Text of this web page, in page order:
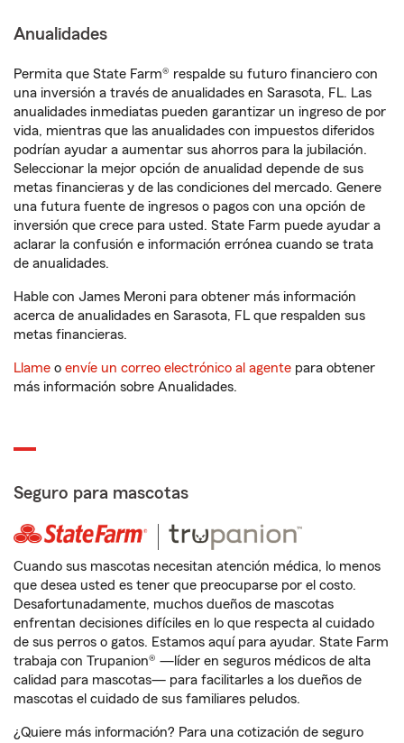
Anualidades
Permita que State Farm® respalde su futuro financiero con
una inversión a través de anualidades en Sarasota, FL. Las
anualidades inmediatas pueden garantizar un ingreso de por
vida, mientras que las anualidades con impuestos diferidos
podrían ayudar a aumentar sus ahorros para la jubilación.
Seleccionar la mejor opción de anualidad depende de sus
metas financieras y de las condiciones del mercado. Genere
una futura fuente de ingresos o pagos con una opción de
inversión que crece para usted. State Farm puede ayudar a
aclarar la confusión e información errónea cuando se trata
de anualidades.
Hable con James Meroni para obtener más información
acerca de anualidades en Sarasota, FL que respalden sus
metas financieras.
Llame o envíe un correo electrónico al agente para obtener
más información sobre Anualidades.
Seguro para mascotas
Cuando sus mascotas necesitan atención médica, lo menos
que desea usted es tener que preocuparse por el costo.
Desafortunadamente, muchos dueños de mascotas
enfrentan decisiones difíciles en lo que respecta al cuidado
de sus perros o gatos. Estamos aquí para ayudar. State Farm
trabaja con Trupanion® —líder en seguros médicos de alta
calidad para mascotas— para facilitarles a los dueños de
mascotas el cuidado de sus familiares peludos.
¿Quiere más información? Para una cotización de seguro